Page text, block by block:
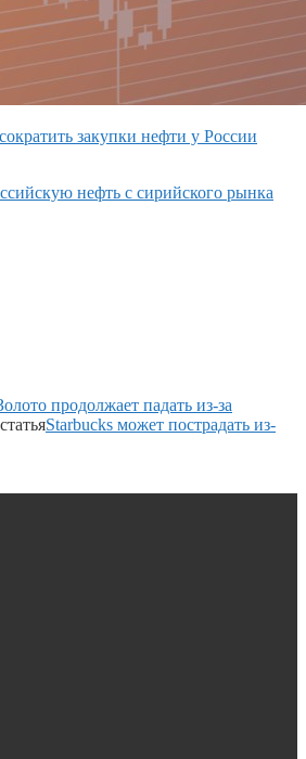
закупки нефти у России
нефть с сирийского рынка
продолжает падать из-за
Starbucks может пострадать из-